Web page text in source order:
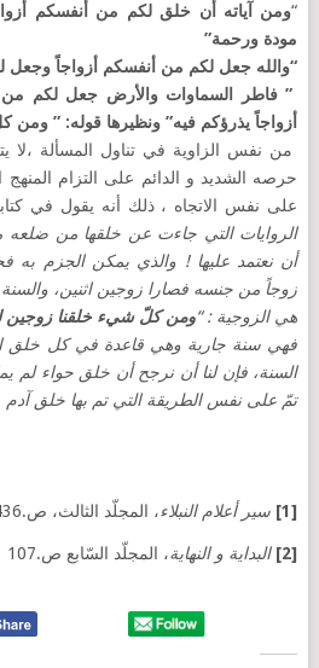
“ومن آياته أن خلق لكم من أنفسكم
مودة ورحمة”
“والله جعل لكم من أنفسكم أزواجاً وجعل
” فاطر السماوات والأرض جعل لكم من
أزواجاً يذرؤكم فيه” ونظيرها قوله: ”
من نفس الزاوية في تناول المسألة ،لا
حرصه الشديد و الدائم على التزام المنهج
على نفس الاتجاه ، ذلك أنه يقول في
الروايات التي جاءت عن خلقها من ضلعه
أن نعتمد عليها ! والذي يمكن الجزم به
زوجاً من جنسه فصارا زوجين اثنين،
هي الزوجية : “ومن كلّ شيء خلقنا زوجين
فهي سنة جارية وهي قاعدة في كل خلق
السنة، فإن لنا أن نرجح أن خلق حواء لم
تمّ على نفس الطريقة التي تم بها خلق آدم
[1] سير أعلام النبلاء، المجلّد الثالث، ص.436
[2] البداية و النهاية، المجلّد السّابع ص.107